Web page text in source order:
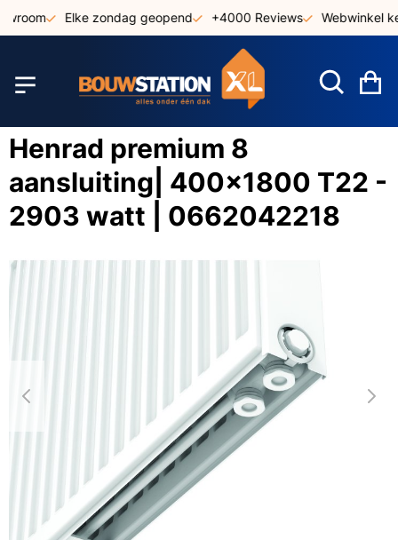
naar
Elke zondag geopend +4000 Reviews Webwinkel
Henrad premium 8
aansluiting| 400x1800 T22 -
2903 watt | 0662042218